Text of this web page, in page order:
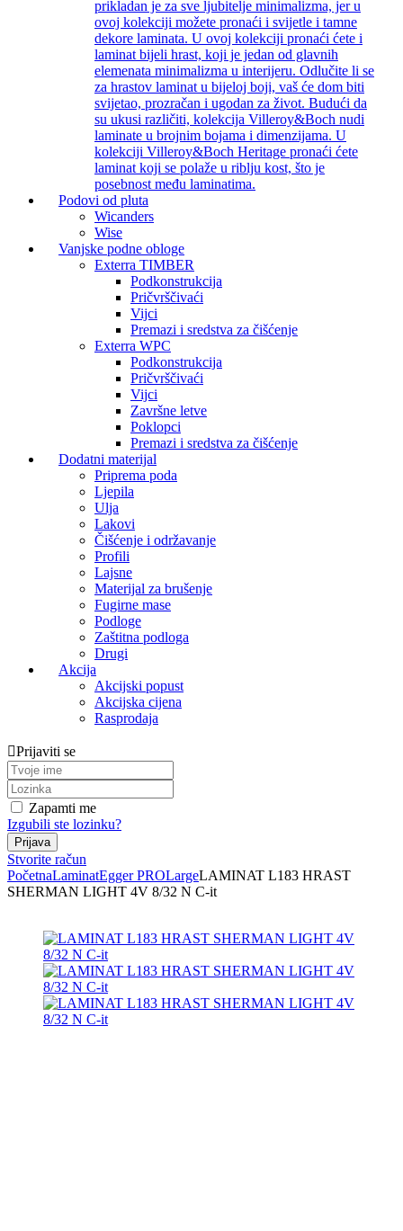
prikladan je za sve ljubitelje minimalizma, jer u
ovoj kolekciji možete pronaći i svijetle i tamne
dekore laminata. U ovoj kolekciji pronaći ćete i
laminat bijeli hrast, koji je jedan od glavnih
elemenata minimalizma u interijeru. Odlučite li se
za hrastov laminat u bijeloj boji, vaš će dom biti
svijetao, prozračan i ugodan za život. Budući da
su ukusi različiti, kolekcija Villeroy&Boch nudi
laminate u brojnim bojama i dimenzijama. U
kolekciji Villeroy&Boch Heritage pronaći ćete
laminat koji se polaže u riblju kost, što je
posebnost među laminatima.
Podovi od pluta
Wicanders
Wise
Vanjske podne obloge
Exterra TIMBER
Podkonstrukcija
Pričvrščivaći
Vijci
Premazi i sredstva za čišćenje
Exterra WPC
Podkonstrukcija
Pričvrščivaći
Vijci
Završne letve
Poklopci
Premazi i sredstva za čišćenje
Dodatni materijal
Priprema poda
Ljepila
Ulja
Lakovi
Čišćenje i održavanje
Profili
Lajsne
Materijal za brušenje
Fugirne mase
Podloge
Zaštitna podloga
Drugi
Akcija
Akcijski popust
Akcijska cijena
Rasprodaja
Prijaviti se
Zapamti me
Izgubili ste lozinku?
Stvorite račun
PočetnaLaminatEgger PROLargeLAMINAT L183 HRAST
SHERMAN LIGHT 4V 8/32 N C-it